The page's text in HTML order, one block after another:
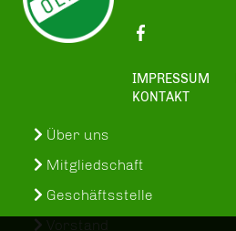
IMPRESSUM
KONTAKT
Über uns
Mitgliedschaft
Geschäftsstelle